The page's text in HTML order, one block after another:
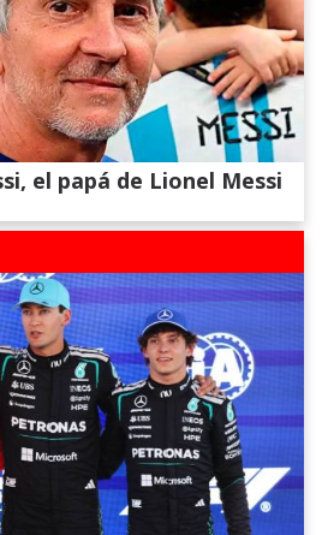
el papá de Lionel Messi